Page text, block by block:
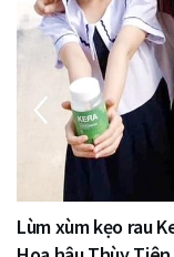
Lùm xùm kẹo rau